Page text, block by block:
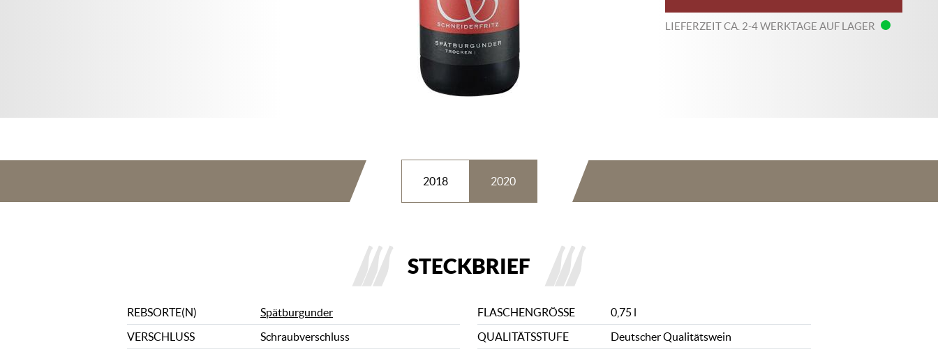
LIEFERZEIT CA. 2-4 WERKTAGE AUF LAGER
2018 2020
STECKBRIEF
REBSORTE(N) Spätburgunder FLASCHENGRÖSSE
0,75 l
VERSCHLUSS
Schraubverschluss QUALITÄTSSTUFE
Deutscher Qualitätswein